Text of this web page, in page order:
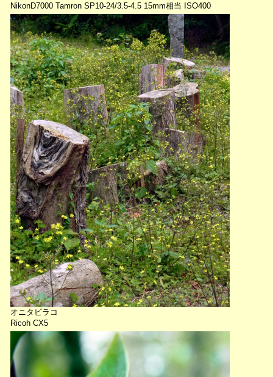
NikonD7000 Tamron SP10-24/3.5-4.5 15mm相当 ISO400
オニタビラコ
Ricoh CX5